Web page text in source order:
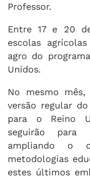
Professor.
Entre 17 e 20
escolas
agro do
Unidos.
No mesmo
versão regular
para o Reino
seguirão para
ampliando o
metodologias
estes últimos